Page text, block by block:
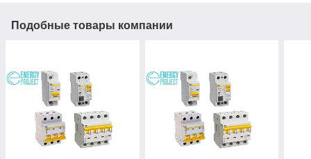
Подобные товары компании